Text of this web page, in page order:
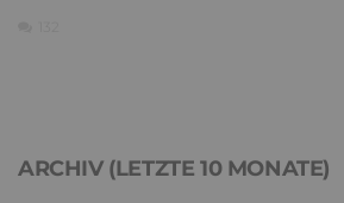
ARCHIV (LETZTE 10 MONATE)